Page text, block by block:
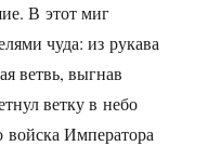
В этот миг
чуда: из рукава
ветвь, выгнав
ветку в небо
Императора